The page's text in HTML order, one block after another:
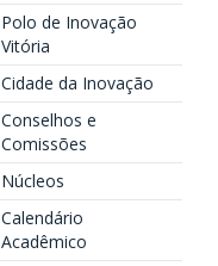
Polo de Inovação
Vitória
Cidade da Inovação
Conselhos e
Comissões
Núcleos
Calendário
Acadêmico